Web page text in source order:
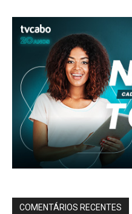
COMENTÁRIOS RECENTES